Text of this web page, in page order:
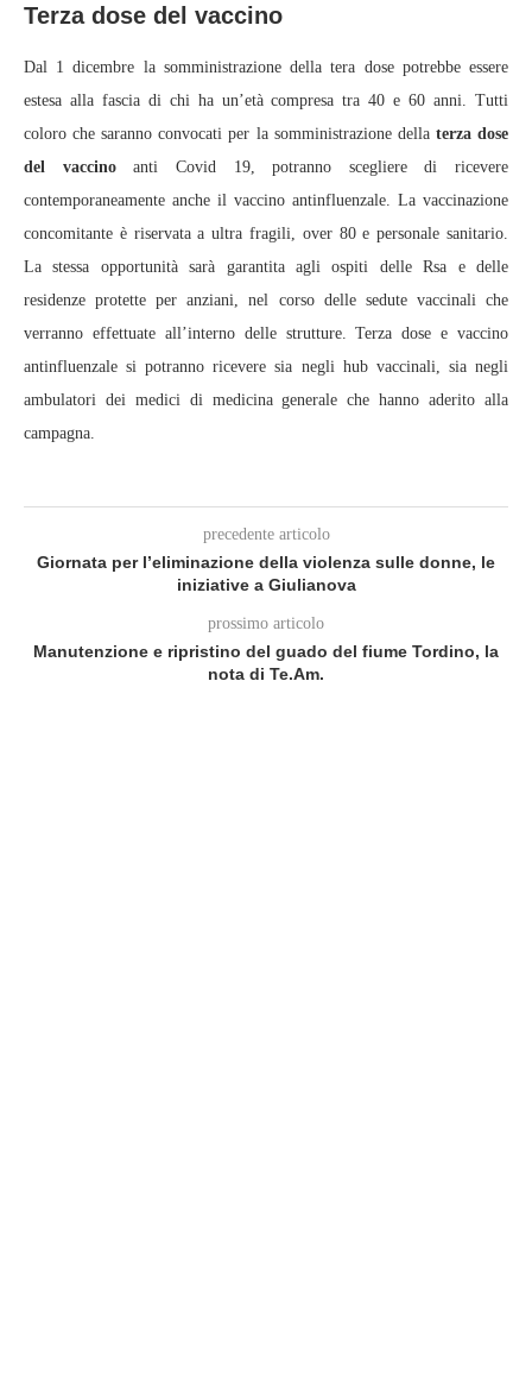
Terza dose del vaccino
Dal 1 dicembre la somministrazione della tera dose potrebbe essere
estesa alla fascia di chi ha un’età compresa tra 40 e 60 anni. Tutti
coloro che saranno convocati per la somministrazione della terza dose
del vaccinoanti Covid 19, potranno scegliere di ricevere
contemporaneamente anche il vaccino antinfluenzale. La vaccinazione
concomitante è riservata a ultra fragili, over 80 e personale sanitario.
La stessa opportunità sarà garantita agli ospiti delle Rsa e delle
residenze protette per anziani, nel corso delle sedute vaccinali che
verranno effettuate all’interno delle strutture. Terza dose e vaccino
antinfluenzale si potranno ricevere sia negli hub vaccinali, sia negli
ambulatori dei medici di medicina generale che hanno aderito alla
campagna.
precedente articolo
Giornata per l’eliminazione della violenza sulle donne, le
iniziative a Giulianova
prossimo articolo
Manutenzione e ripristino del guado del fiume Tordino, la
nota di Te.Am.